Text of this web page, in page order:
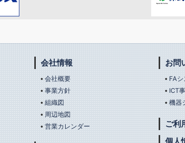
会社情報
会社概要
事業方針
組織図
周辺地図
営業カレンダー
お問
FA
ICT
機器
ご利
個人